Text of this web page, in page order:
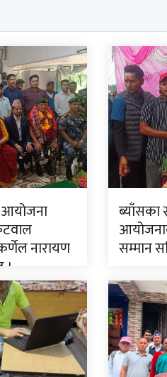
नारायण
ब्याँसका
सम्मान